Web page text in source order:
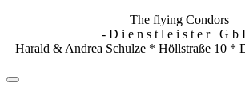
The flying Condors
- D i e n s t l e i s t e r G b
Harald & Andrea Schulze * Höllstraße 10 *